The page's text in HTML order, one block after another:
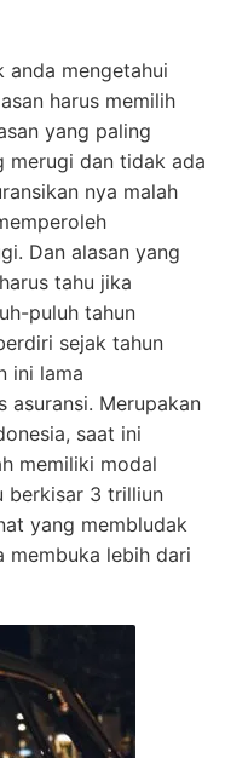
anda mengetahui
harus memilih
yang paling
merugi dan tidak ada
nya malah
Dan alasan yang
tahu jika
puluh tahun
sejak tahun
ini lama
asuransi. Merupakan
saat ini
memiliki modal
berkisar 3 trilliun
yang membludak
membuka lebih dari